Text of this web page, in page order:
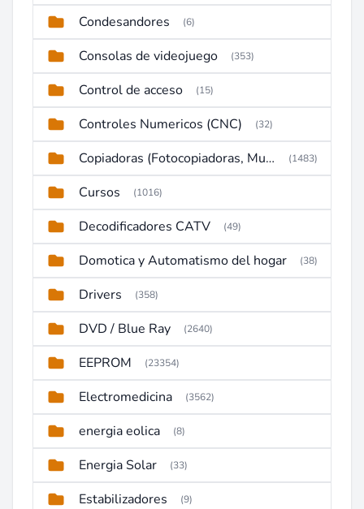
Condesandores (6)
Consolas de videojuego (353)
Control de acceso (15)
Controles Numericos (CNC) (32)
Copiadoras (Fotocopiadoras, Multifunctions, Ploter, etc) (1483)
Cursos (1016)
Decodificadores CATV (49)
Domotica y Automatismo del hogar (38)
Drivers (358)
DVD / Blue Ray (2640)
EEPROM (23354)
Electromedicina (3562)
energia eolica (8)
Energia Solar (33)
Estabilizadores (9)